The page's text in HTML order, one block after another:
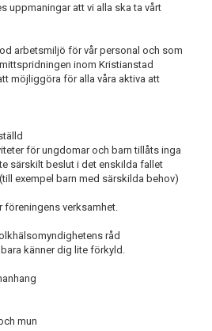
uppmaningar att vi alla ska ta vårt
arbetsmiljö för vår personal och som
inom Kristianstad
möjliggöra för alla våra aktiva att
för ungdomar och barn tillåts inga
särskilt beslut i det enskilda fallet
exempel barn med särskilda behov)
föreningens verksamhet.
råd
känner dig lite förkyld.
mun